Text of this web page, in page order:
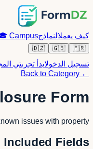
كيف يعملالنماذجCampus
🇫🇷
🇬🇧
🇩🇿
تسجيل الدخولابدأ تجربتي
← Back to Category
Form
issues with property.
Included Fields